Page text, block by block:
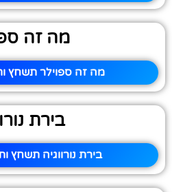
מה זה
מה זה ספוילר תשחץ
בירת
בירת נורווגיה תשחץ